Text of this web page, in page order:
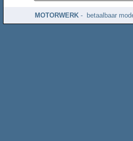
MOTORWERK- betaalbaar